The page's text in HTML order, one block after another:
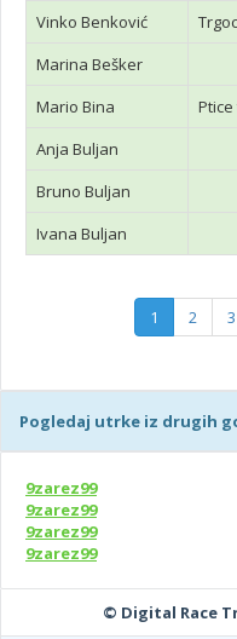
Vinko Benković
Marina Bešker
Mario Bina
Anja Buljan
Bruno Buljan
Ivana Buljan
1 2 3
Pogledaj utrke iz drugih
9zarez99
9zarez99
9zarez99
9zarez99
© Digital Race